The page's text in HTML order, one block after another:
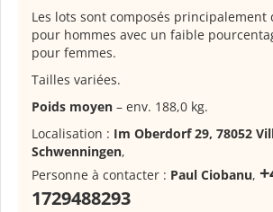
Les lots sont composés principalement
pour hommes avec un faible
pour femmes.
Tailles variées.
Poids moyen – env. 188,0 kg.
Localisation : Im Oberdorf 29, 78052
Schwenningen,
Personne à contacter : Paul Ciobanu,
1729488293